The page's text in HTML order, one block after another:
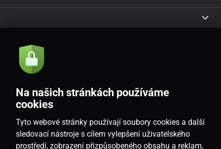
Akce a novinky e-mailem
Souhlasím sezásadami zpracování osobních údajů
Na našich stránkách používáme
cookies
Tyto webové stránky používají soubory cookies a další
sledovací nástroje s cílem vylepšení uživatelského
prostředí, zobrazení přizpůsobeného obsahu a reklam,